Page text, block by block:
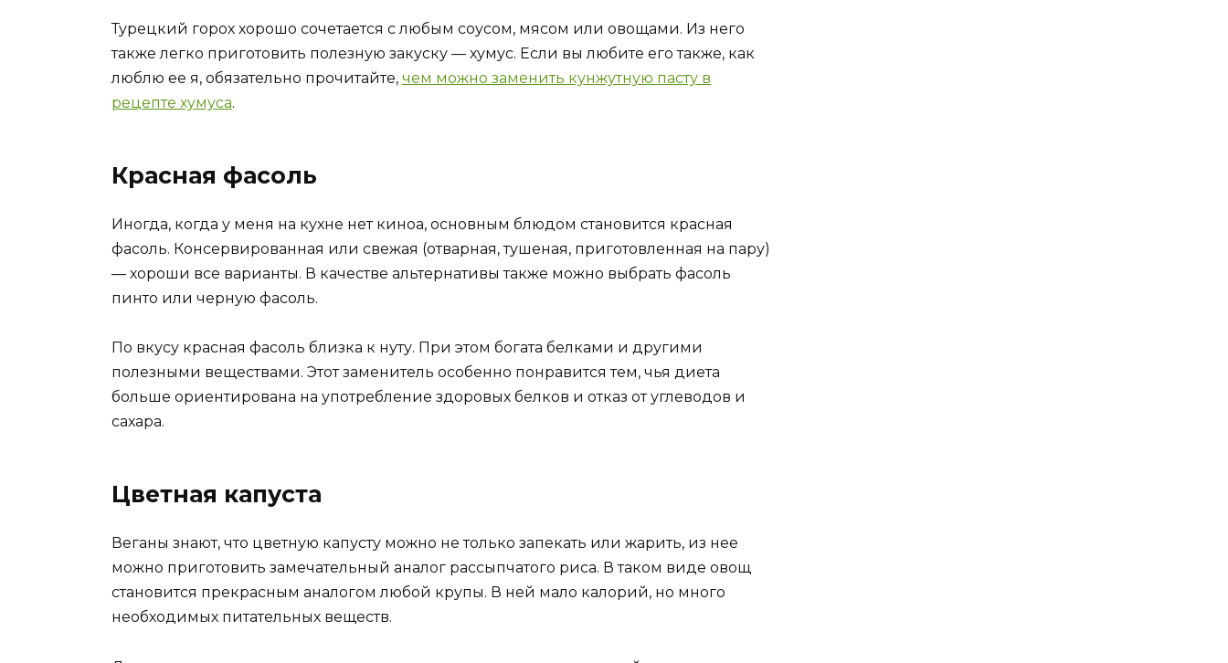
Турецкий горох хорошо сочетается с любым соусом, мясом или овощами. Из него
также легко приготовить полезную закуску — хумус. Если вы любите его также, как
люблю ее я, обязательно прочитайте, чем можно заменить кунжутную пасту в
рецепте хумуса.
Красная фасоль
Иногда, когда у меня на кухне нет киноа, основным блюдом становится красная
фасоль. Консервированная или свежая (отварная, тушеная, приготовленная на пару)
— хороши все варианты. В качестве альтернативы также можно выбрать фасоль
пинто или черную фасоль.
По вкусу красная фасоль близка к нуту. При этом богата белками и другими
полезными веществами. Этот заменитель особенно понравится тем, чья диета
больше ориентирована на употребление здоровых белков и отказ от углеводов и
сахара.
Цветная капуста
Веганы знают, что цветную капусту можно не только запекать или жарить, из нее
можно приготовить замечательный аналог рассыпчатого риса. В таком виде овощ
становится прекрасным аналогом любой крупы. В ней мало калорий, но много
необходимых питательных веществ.